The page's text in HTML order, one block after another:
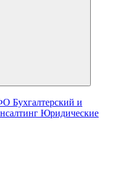
Бухгалтерский и
Юридические